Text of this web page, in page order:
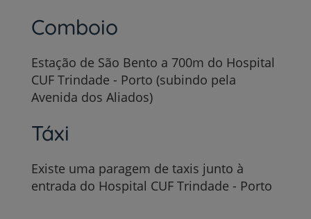
Comboio
Estação de São Bento a 700m do Hospital
CUF Trindade - Porto (subindo pela
Avenida dos Aliados)
Táxi
Existe uma paragem de taxis junto à
entrada do Hospital CUF Trindade - Porto